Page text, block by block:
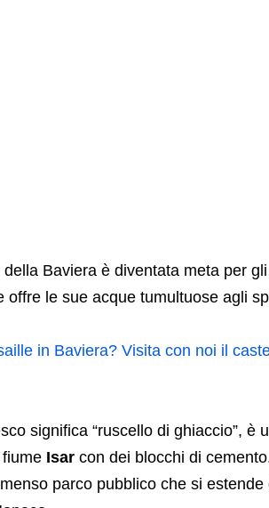
Baviera è diventata meta per
le sue acque tumultuose agli
in Baviera? Visita con noi il
significa “ruscello di ghiaccio”, è
Isarcon dei blocchi di
parco pubblico che si estende